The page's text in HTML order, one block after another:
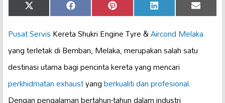
Share
on
X
(Twitter)
Share
on
Facebook Share
on
Pinterest Share
on
LinkedIn Share
on
Email
Pusat ServisKereta Shukri Engine Tyre &Aircond Melaka
yang terletak di Bemban, Melaka, merupakan salah satu
destinasi utama bagi pencinta kereta yang mencari
perkhidmatan exhaustyangberkualiti dan profesional.